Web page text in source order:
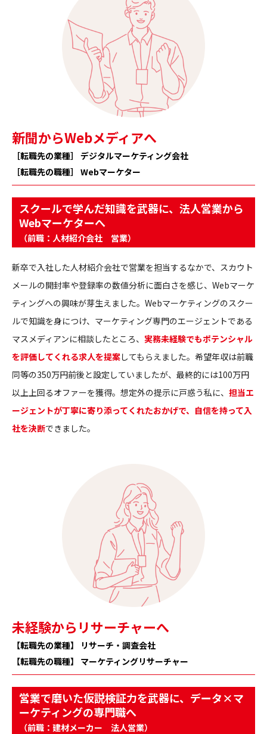
新聞からWebメディアへ
［転職先の業種］ デジタルマーケティング会社
［転職先の職種］ Webマーケター
スクールで学んだ知識を武器に、法人営業から
Webマーケターへ
（前職：人材紹介会社 営業）
新卒で入社した人材紹介会社で営業を担当するなかで、スカウト
メールの開封率や登録率の数値分析に面白さを感じ、Webマーケ
ティングへの興味が芽生えました。Webマーケティングのスクー
ルで知識を身につけ、マーケティング専門のエージェントである
マスメディアンに相談したところ、 実務未経験でもポテンシャル
を評価してくれる求人を提案してもらえました。希望年収は前職
同等の350万円前後と設定していましたが、最終的には100万円
以上上回るオファーを獲得。想定外の提示に戸惑う私に、 担当エ
ージェントが丁寧に寄り添ってくれたおかげで、自信を持って入
社を決断できました。
未経験からリサーチャーへ
【転職先の業種】 リサーチ・調査会社
【転職先の職種】 マーケティングリサーチャー
営業で磨いた仮説検証力を武器に、データ×マ
ーケティングの専門職へ
（前職：建材メーカー 法人営業）